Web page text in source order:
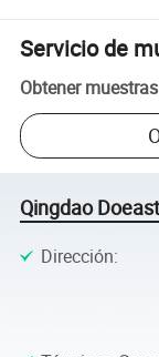
Servicio de
Obtener
Qingdao
Dirección: